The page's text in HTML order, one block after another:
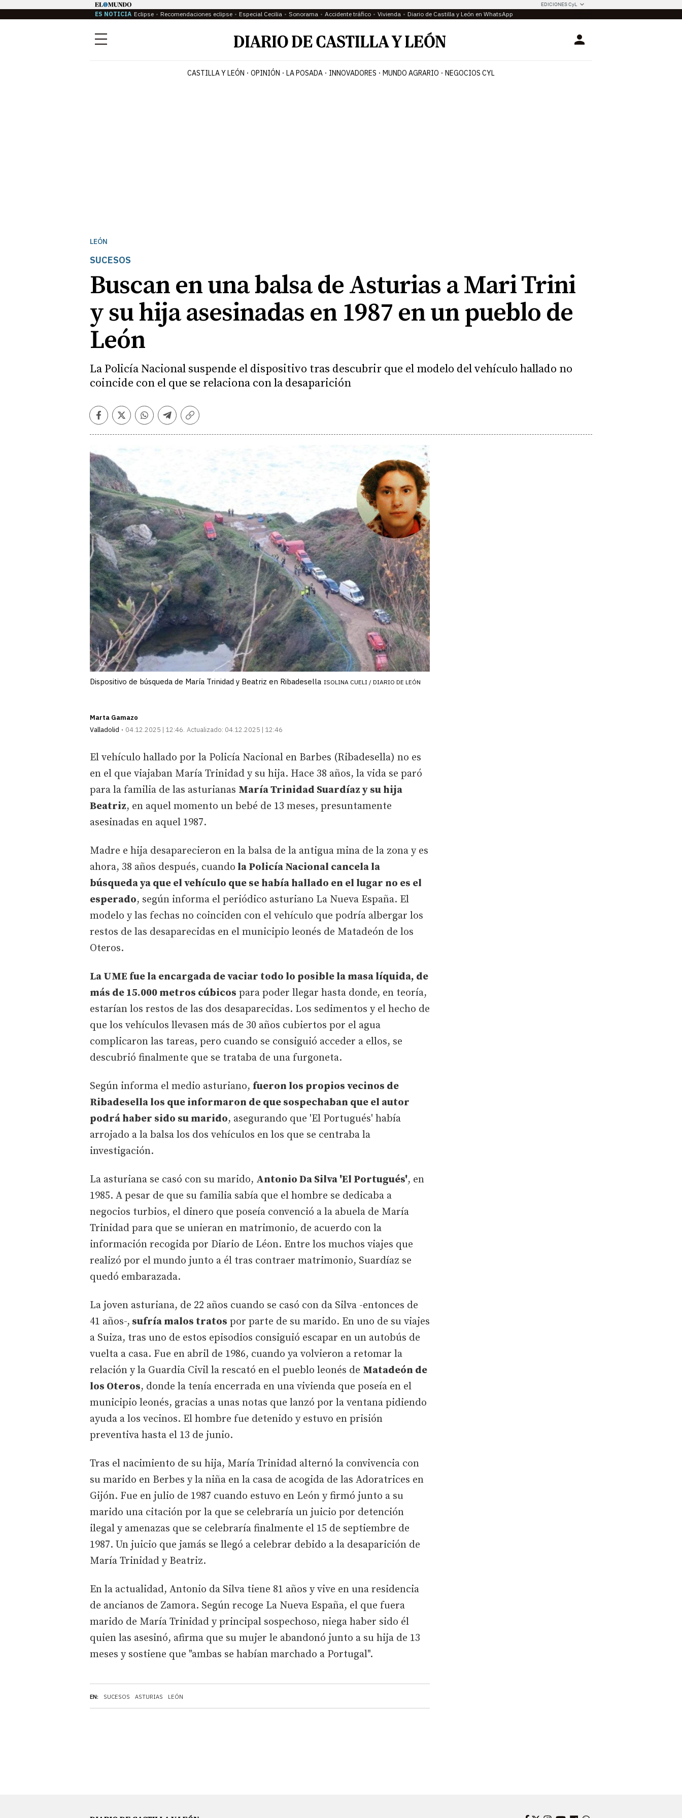
EDICIONES CyL
ES NOTICIA Eclipse Recomendaciones eclipse Especial Cecilia Sonorama Accidente tráfico Vivienda Diario de Castilla y León en WhatsApp
Menú Login
CASTILLA Y LEÓN OPINIÓN LA POSADA INNOVADORES MUNDO AGRARIO NEGOCIOS CYL
LEÓN
SUCESOS
Buscan en una balsa de Asturias a Mari Trini
y su hija asesinadas en 1987 en un pueblo de
León
La Policía Nacional suspende el dispositivo tras descubrir que el modelo del vehículo hallado no
coincide con el que se relaciona con la desaparición
Facebook
TwitterWhatsapp
Telegram
Copiar
Dispositivo de búsqueda de María Trinidad y Beatriz en Ribadesella ISOLINA CUELI / DIARIO DE LEÓN
Marta Gamazo
Valladolid
04.12.2025 | 12:46 Actualizado: 04.12.2025 | 12:46
EN: SUCESOS ASTURIAS LEÓN
El vehículo hallado por la Policía Nacional en Barbes (Ribadesella) no es
en el que viajaban María Trinidad y su hija. Hace 38 años, la vida se paró
para la familia de las asturianas María Trinidad Suardíaz y su hija
Beatriz, en aquel momento un bebé de 13 meses, presuntamente
asesinadas en aquel 1987.
Madre e hija desaparecieron en la balsa de la antigua mina de la zona y es
ahora, 38 años después, cuando la Policía Nacional cancela la
búsqueda ya que el vehículo que se había hallado en el lugar no es el
esperado, según informa el periódico asturiano La Nueva España. El
modelo y las fechas no coinciden con el vehículo que podría albergar los
restos de las desaparecidas en el municipio leonés de Matadeón de los
Oteros.
La UME fue la encargada de vaciar todo lo posible la masa líquida, de
más de 15.000 metros cúbicos para poder llegar hasta donde, en teoría,
estarían los restos de las dos desaparecidas. Los sedimentos y el hecho de
que los vehículos llevasen más de 30 años cubiertos por el agua
complicaron las tareas, pero cuando se consiguió acceder a ellos, se
descubrió finalmente que se trataba de una furgoneta.
Según informa el medio asturiano, fueron los propios vecinos de
Ribadesella los que informaron de que sospechaban que el autor
podrá haber sido su marido, asegurando que 'El Portugués' había
arrojado a la balsa los dos vehículos en los que se centraba la
investigación.
La asturiana se casó con su marido, Antonio Da Silva 'El Portugués', en
1985. A pesar de que su familia sabía que el hombre se dedicaba a
negocios turbios, el dinero que poseía convenció a la abuela de María
Trinidad para que se unieran en matrimonio, de acuerdo con la
información recogida por Diario de Léon. Entre los muchos viajes que
realizó por el mundo junto a él tras contraer matrimonio, Suardíaz se
quedó embarazada.
La joven asturiana, de 22 años cuando se casó con da Silva -entonces de
41 años-, sufría malos tratos por parte de su marido. En uno de su viajes
a Suiza, tras uno de estos episodios consiguió escapar en un autobús de
vuelta a casa. Fue en abril de 1986, cuando ya volvieron a retomar la
relación y la Guardia Civil la rescató en el pueblo leonés de Matadeón de
los Oteros, donde la tenía encerrada en una vivienda que poseía en el
municipio leonés, gracias a unas notas que lanzó por la ventana pidiendo
ayuda a los vecinos. El hombre fue detenido y estuvo en prisión
preventiva hasta el 13 de junio.
Tras el nacimiento de su hija, María Trinidad alternó la convivencia con
su marido en Berbes y la niña en la casa de acogida de las Adoratrices en
Gijón. Fue en julio de 1987 cuando estuvo en León y firmó junto a su
marido una citación por la que se celebraría un juicio por detención
ilegal y amenazas que se celebraría finalmente el 15 de septiembre de
1987. Un juicio que jamás se llegó a celebrar debido a la desaparición de
María Trinidad y Beatriz.
En la actualidad, Antonio da Silva tiene 81 años y vive en una residencia
de ancianos de Zamora. Según recoge La Nueva España, el que fuera
marido de María Trinidad y principal sospechoso, niega haber sido él
quien las asesinó, afirma que su mujer le abandonó junto a su hija de 13
meses y sostiene que "ambas se habían marchado a Portugal".